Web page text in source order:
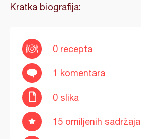
Kratka biografija:
0 recepta
1 komentara
0 slika
15 omiljenih sadržaja